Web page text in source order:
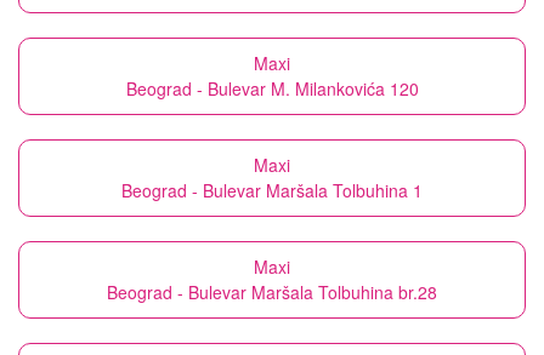
Maxi
Beograd - Bulevar M. Milankovića 120
Maxi
Beograd - Bulevar Maršala Tolbuhina 1
Maxi
Beograd - Bulevar Maršala Tolbuhina br.28